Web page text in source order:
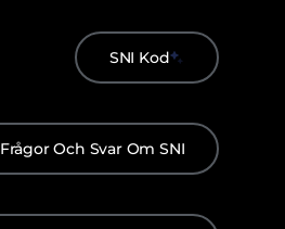
SNI Kod
Frågor Och Svar Om SNI